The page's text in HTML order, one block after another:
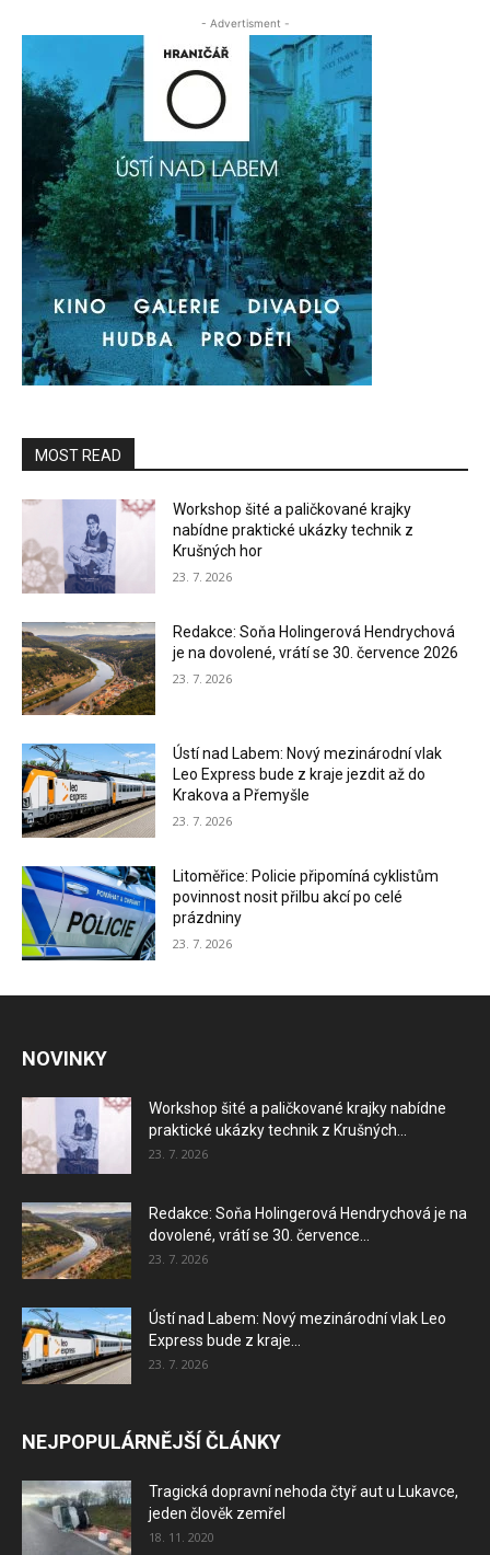
- Advertisment -
MOST READ
Workshop šité a paličkované krajky
nabídne praktické ukázky technik z
Krušných hor
23. 7. 2026
Redakce: Soňa Holingerová Hendrychová
je na dovolené, vrátí se 30. července 2026
23. 7. 2026
Ústí nad Labem: Nový mezinárodní vlak
Leo Express bude z kraje jezdit až do
Krakova a Přemyšle
23. 7. 2026
Litoměřice: Policie připomíná cyklistům
povinnost nosit přilbu akcí po celé
prázdniny
23. 7. 2026
NOVINKY
Workshop šité a paličkované krajky nabídne
praktické ukázky technik z Krušných...
23. 7. 2026
Redakce: Soňa Holingerová Hendrychová je na
dovolené, vrátí se 30. července...
23. 7. 2026
Ústí nad Labem: Nový mezinárodní vlak Leo
Express bude z kraje...
23. 7. 2026
NEJPOPULÁRNĚJŠÍ ČLÁNKY
Tragická dopravní nehoda čtyř aut u Lukavce,
jeden člověk zemřel
18. 11. 2020